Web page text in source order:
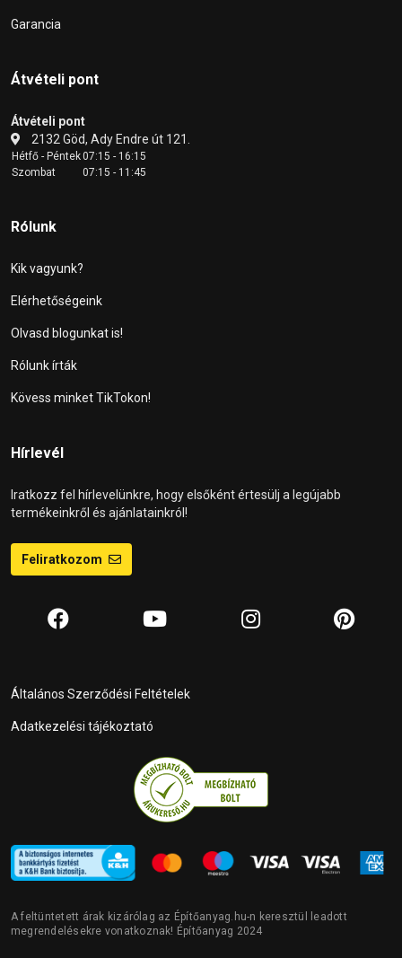
Garancia
Átvételi pont
Átvételi pont
2132 Göd, Ady Endre út 121.
Hétfő - Péntek07:15 - 16:15
Szombat
07:15 - 11:45
Rólunk
Kik vagyunk?
Elérhetőségeink
Olvasd blogunkat is!
Rólunk írták
Kövess minket TikTokon!
Hírlevél
Iratkozz fel hírlevelünkre, hogy elsőként értesülj a legújabb
termékeinkről és ajánlatainkról!
Feliratkozom
Általános Szerződési Feltételek
Adatkezelési tájékoztató
A feltüntetett árak kizárólag az Építőanyag.hu-n keresztül leadott
megrendelésekre vonatkoznak! Építőanyag 2024